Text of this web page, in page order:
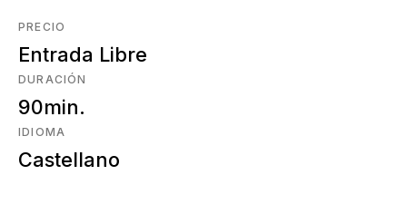
PRECIO
Entrada Libre
DURACIÓN
90min.
IDIOMA
Castellano